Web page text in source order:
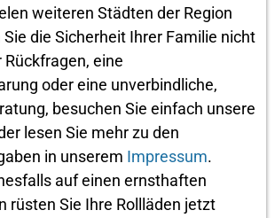
weiteren Städten der Region
die Sicherheit Ihrer Familie nicht
eine
oder eine unverbindliche,
besuchen Sie einfach unsere
lesen Sie mehr zu den
in unserem Impressum.
auf einen ernsthaften
rüsten Sie Ihre Rollläden jetzt